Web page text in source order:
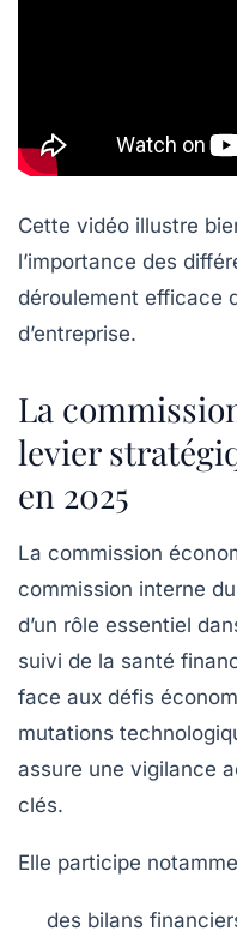
Cette vidéo illustre
l’importance des
déroulement efficace
d’entreprise.
La
levier
en 2025
La commission
commission interne
d’un rôle essentiel
suivi de la santé
face aux défis
mutations
assure une vigilance
clés.
Elle participe
des bilans